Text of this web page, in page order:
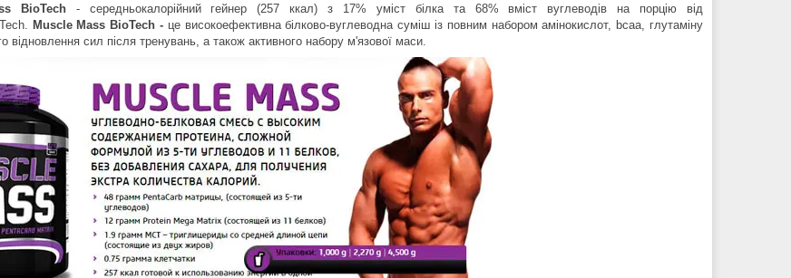
BioTech- середньокалорійний гейнер (257 ккал) з 17% уміст білка та 68% вміст вуглеводів на порцію від
Muscle Mass BioTech - це високоефективнабілково-вуглеводна суміш із повним набором амінокислот, bcaa, глутаміну
відновлення сил після тренувань, а також активного набору м'язової маси.